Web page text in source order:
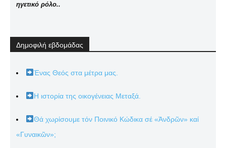
ηγετικό ρόλο..
Δημοφιλή εβδομάδας
Ένας Θεός στα μέτρα μας.
Η ιστορία της οικογένειας Μεταξά.
Θά χωρίσουμε τόν Ποινικό Κώδικα σέ «Ἀνδρῶν» καί
«Γυναικῶν»;